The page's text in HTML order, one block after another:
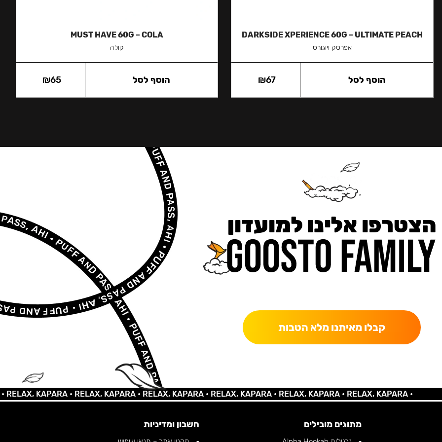
DARKSIDE XPERIENCE 60G – ULTIMATE PEACH
אפרסק ויוגורט
₪67 הוסף לסל
MUST HAVE 60G – COLA
קולה
₪65 הוסף לסל
הצטרפו אלינו למועדון
קבלו מאיתנו מלא הטבות
KAPARA •RELAX, KAPARA •RELAX, KAPARA •RELAX, KAPARA •RELAX, KAPARA •RELAX, KAPARA •
מתוגים מובילים חשבון ומדיניות